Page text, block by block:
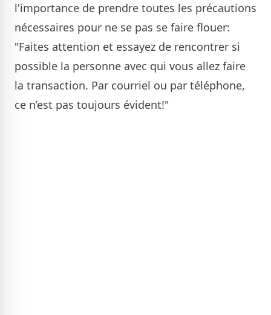
l'importance de prendre toutes les précautions
nécessaires pour ne se pas se faire flouer:
"Faites attention et essayez de rencontrer si
possible la personne avec qui vous allez faire
la transaction. Par courriel ou par téléphone,
ce n’est pas toujours évident!"